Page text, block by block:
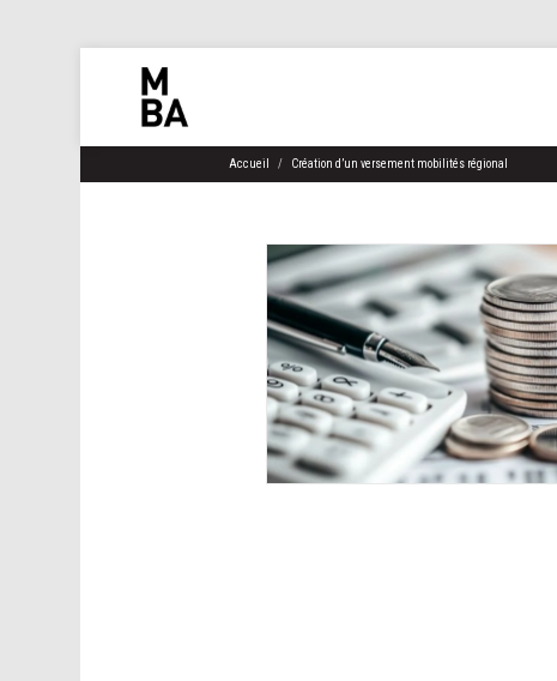
Accueil Création d’un versement mobilités régional